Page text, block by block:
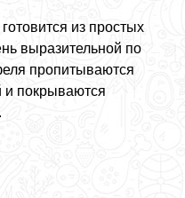
из простых
выразительной по
пропитываются
и покрываются